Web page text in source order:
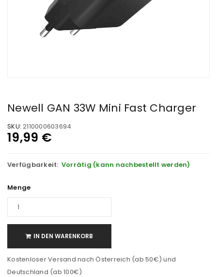
Newell GAN 33W Mini Fast Charger
SKU: 2110000603694
19,99 €
Verfügbarkeit: Vorrätig (kann nachbestellt werden)
Menge
IN DEN WARENKORB
Kostenloser Versand nach Österreich (ab 50€) und
Deutschland (ab 100€)